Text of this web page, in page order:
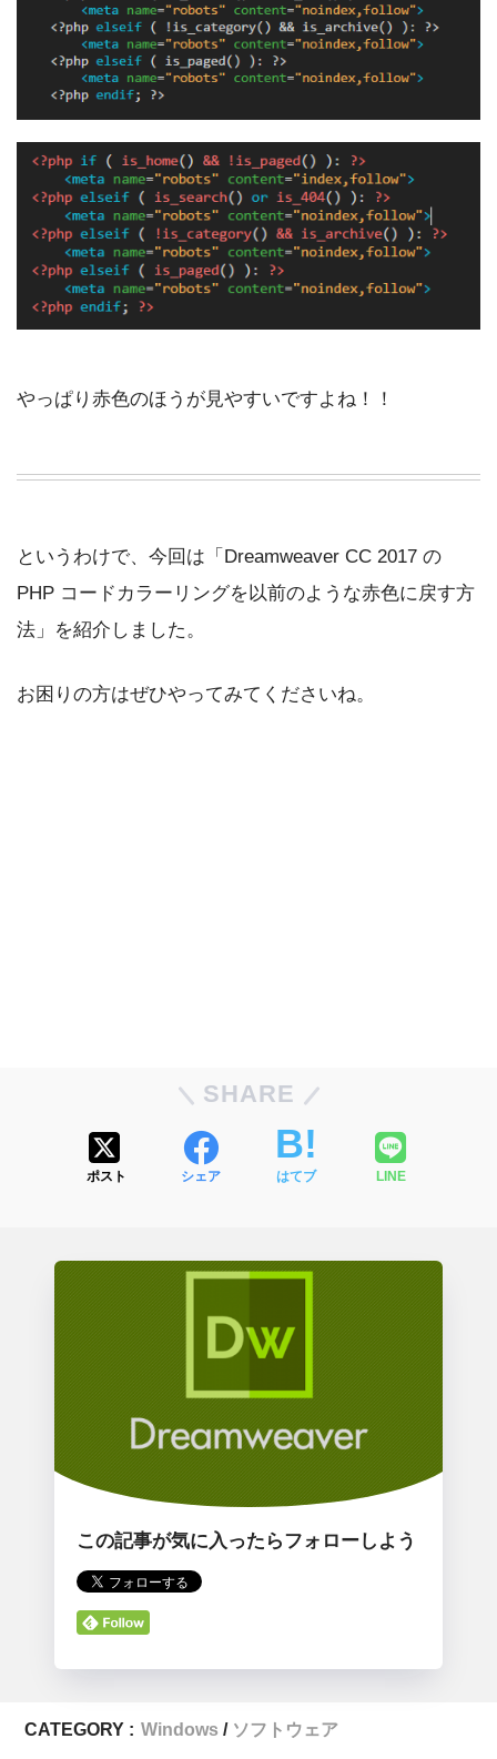
やっぱり赤色のほうが見やすいですよね！！
というわけで、今回は「Dreamweaver CC 2017 の
PHP コードカラーリングを以前のような赤色に戻す方
法」を紹介しました。
お困りの方はぜひやってみてくださいね。
SHARE
ポスト シェア はてブ LINE
この記事が気に入ったらフォローしよう
CATEGORY : Windows ソフトウェア